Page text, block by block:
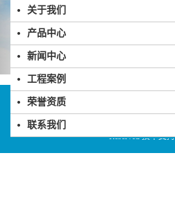
关于我们
产品中心
新闻中心
工程案例
荣誉资质
联系我们
公司地址：西安市经开区泾渭中路 联系电话
电子邮件
Copyright 2013 www.ccmn.net 陕西科尼
Reserved 技术支